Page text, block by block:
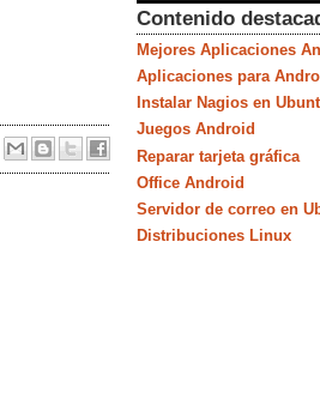
Contenido
Mejores Aplicaciones
Aplicaciones para
Instalar Nagios en
Juegos Android
Reparar tarjeta gráfica
Office Android
Servidor de correo en
Distribuciones Linux